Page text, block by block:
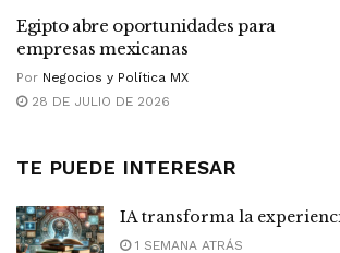
Egipto abre oportunidades para
empresas mexicanas
Por Negocios y Política MX
28 DE JULIO DE 2026
TE PUEDE INTERESAR
IA transforma la
1 SEMANA ATRÁS